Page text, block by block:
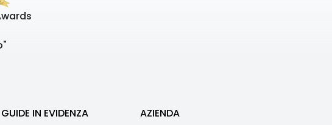
GUIDE IN EVIDENZA AZIENDA